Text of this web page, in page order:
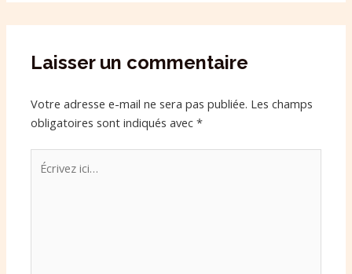
Laisser un commentaire
Votre adresse e-mail ne sera pas publiée. Les champs
obligatoires sont indiqués avec*
Écrivez
ici…